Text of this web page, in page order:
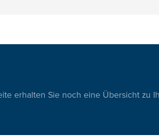
erhalten Sie noch eine Übersicht zu